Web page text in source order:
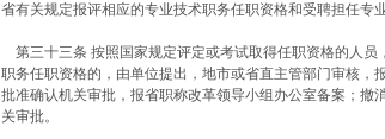
省有关规定报评相应的专业技术职务任职资格和受聘担任专
第三十三条 按照国家规定评定或考试取得任职资格的人
职务任职资格的，由单位提出，地市或省直主管部门审核
批准确认机关审批，报省职称改革领导小组办公室备案；
关审批。